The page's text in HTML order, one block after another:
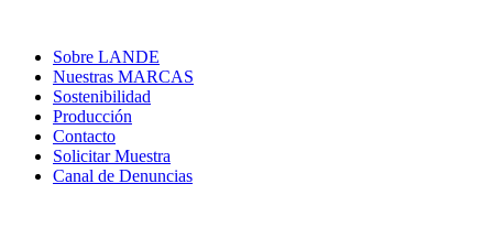
Sobre LANDE
Nuestras MARCAS
Sostenibilidad
Producción
Contacto
Solicitar Muestra
Canal de Denuncias